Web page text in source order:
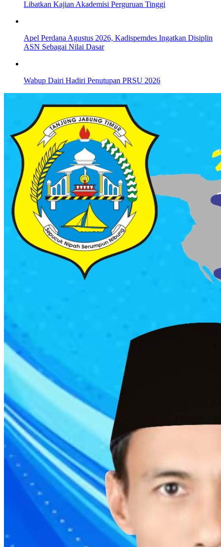
Libatkan Kajian Akademisi Perguruan Tinggi
Apel Perdana Agustus 2026, Kadispemdes Ingatkan Disiplin
ASN Sebagai Nilai Dasar
Wabup Dairi Hadiri Penutupan PRSU 2026